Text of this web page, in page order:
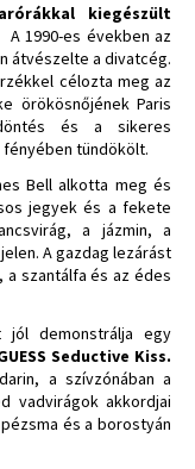
kiegészült
A 1990-es években az
átvészelte a divatcég.
célozta meg az
örökösnőjének Paris
és a sikeres
tündökölt.
Bell alkotta meg és
jegyek és a fekete
a jázmin, a
A gazdag lezárást
a szantálfa és az édes
jól demonstrálja egy
Seductive Kiss.
a szívzónában a
vadvirágok akkordjai
és a borostyán